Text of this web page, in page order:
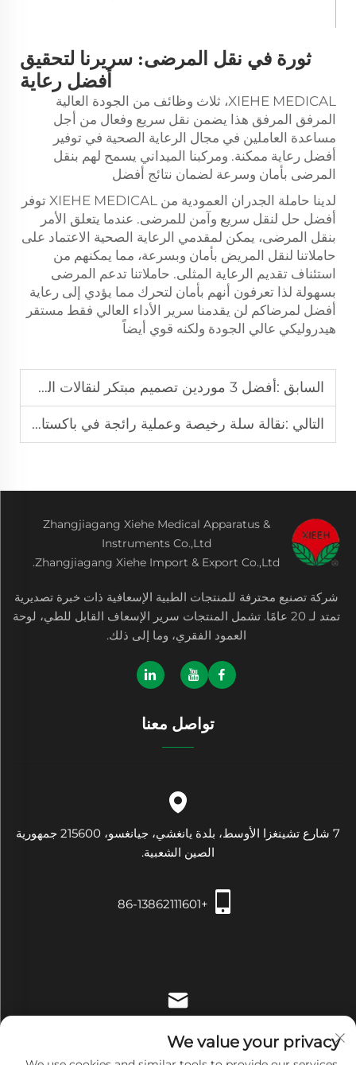
ثورة في نقل المرضى: سريرنا لتحقيق
أفضل رعاية
XIEHE MEDICAL، ثلاث وظائف من الجودة العالية
المرفق المرفق هذا يضمن نقل سريع وفعال من أجل
مساعدة العاملين في مجال الرعاية الصحية في توفير
أفضل رعاية ممكنة. ومركبنا الميداني يسمح لهم بنقل
المرضى بأمان وسرعة لضمان نتائج أفضل
لدينا حاملة الجدران العمودية من XIEHE MEDICAL توفر
أفضل حل لنقل سريع وآمن للمرضى. عندما يتعلق الأمر
بنقل المرضى، يمكن لمقدمي الرعاية الصحية الاعتماد على
حاملاتنا لنقل المريض بأمان وبسرعة، مما يمكنهم من
استئناف تقديم الرعاية المثلى. حاملاتنا تدعم المرضى
بسهولة لذا تعرفون أنهم بأمان لتحرك مما يؤدي إلى رعاية
أفضل لمرضاكم لن يقدمنا سرير الأداء العالي فقط مستقر
هيدروليكي عالي الجودة ولكنه قوي أيضاً
السابق :أفضل 3 موردين تصميم مبتكر لنقالات السكوب في اسطنبول
التالي :نقالة سلة رخيصة وعملية رائجة في باكستان
Zhangjiagang Xiehe Medical Apparatus &
Instruments Co.,Ltd
Zhangjiagang Xiehe Import & Export Co.,Ltd.
شركة تصنيع محترفة للمنتجات الطبية الإسعافية ذات خبرة تصديرية
تمتد لـ 20 عامًا. تشمل المنتجات سرير الإسعاف القابل للطي، لوحة
العمود الفقري، وما إلى ذلك.
تواصل معنا
7 شارع تشينغزا الأوسط، بلدة يانغشي، جيانغسو، 215600 جمهورية
الصين الشعبية.
+86-13862111601
We value your privacy